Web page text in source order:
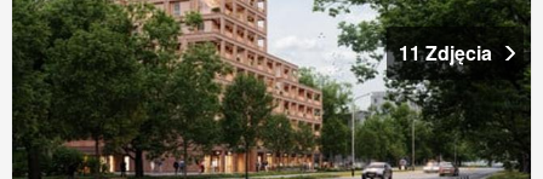
11 Zdjęcia